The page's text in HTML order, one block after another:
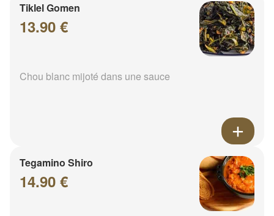
Tiklel Gomen
13.90 €
Chou blanc mijoté dans une sauce
Tegamino Shiro
14.90 €